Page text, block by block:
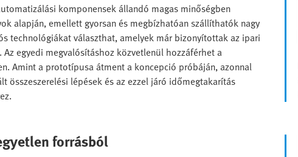
komponensek állandó magas minőségben
alapján, emellett gyorsan és megbízhatóan szállíthatók nagy
technológiákat választhat, amelyek már bizonyítottak az ipari
egyedi megvalósításhoz közvetlenül hozzáférhet a
Amint a prototípusa átment a koncepció próbáján, azonnal
lépések és az ezzel járó időmegtakarítás
forrásból